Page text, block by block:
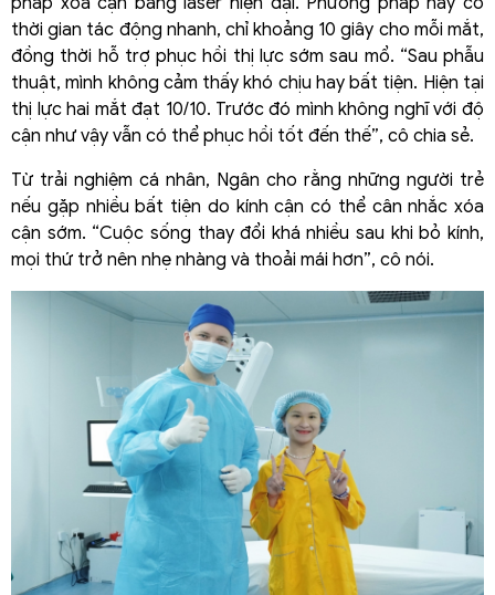
thời gian tác động nhanh, chỉ khoảng 10 giây cho mỗi mắt,
đồng thời hỗ trợ phục hồi thị lực sớm sau mổ. “Sau phẫu
thuật, mình không cảm thấy khó chịu hay bất tiện. Hiện tại
thị lực hai mắt đạt 10/10. Trước đó mình không nghĩ với độ
cận như vậy vẫn có thể phục hồi tốt đến thế”, cô chia sẻ.
Từ trải nghiệm cá nhân, Ngân cho rằng những người trẻ
nếu gặp nhiều bất tiện do kính cận có thể cân nhắc xóa
cận sớm. “Cuộc sống thay đổi khá nhiều sau khi bỏ kính,
mọi thứ trở nên nhẹ nhàng và thoải mái hơn”, cô nói.